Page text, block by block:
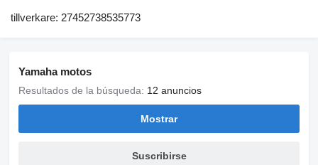
tillverkare: 27452738535773
Yamaha motos
Resultados de la búsqueda: 12 anuncios
Mostrar
Suscribirse